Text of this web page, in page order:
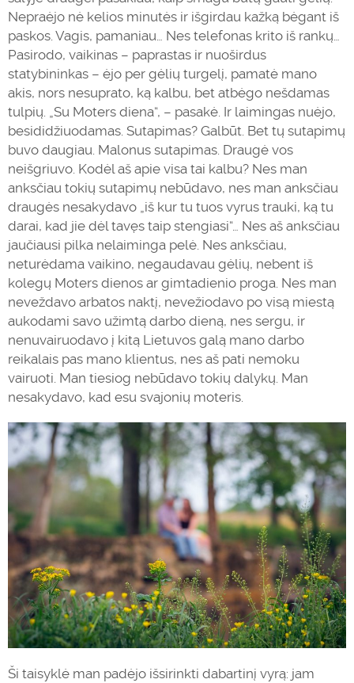
Nepraėjo nė kelios minutės ir išgirdau kažką bėgant iš
paskos. Vagis, pamaniau… Nes telefonas krito iš rankų…
Pasirodo, vaikinas – paprastas ir nuoširdus
statybininkas – ėjo per gėlių turgelį, pamatė mano
akis, nors nesuprato, ką kalbu, bet atbėgo nešdamas
tulpių. „Su Moters diena“, – pasakė. Ir laimingas nuėjo,
besididžiuodamas. Sutapimas? Galbūt. Bet tų sutapimų
buvo daugiau. Malonus sutapimas. Draugė vos
neišgriuvo. Kodėl aš apie visa tai kalbu? Nes man
anksčiau tokių sutapimų nebūdavo, nes man anksčiau
draugės nesakydavo „iš kur tu tuos vyrus trauki, ką tu
darai, kad jie dėl tavęs taip stengiasi“… Nes aš anksčiau
jaučiausi pilka nelaiminga pelė. Nes anksčiau,
neturėdama vaikino, negaudavau gėlių, nebent iš
kolegų Moters dienos ar gimtadienio proga. Nes man
neveždavo arbatos naktį, nevežiodavo po visą miestą
aukodami savo užimtą darbo dieną, nes sergu, ir
nenuvairuodavo į kitą Lietuvos galą mano darbo
reikalais pas mano klientus, nes aš pati nemoku
vairuoti. Man tiesiog nebūdavo tokių dalykų. Man
nesakydavo, kad esu svajonių moteris.
Ši taisyklė man padėjo išsirinkti dabartinį vyrą: jam